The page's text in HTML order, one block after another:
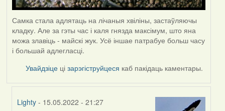
Самка стала адлятаць на лічаныя хвіліны, застаўляючы
кладку. Але за гэты час і каля гнязда максімум, што яна
можа злавіць - майскі жук. Усё іншае патрабуе больш часу
і большай адлегласці.
Увайдзіце цізарэгіструйцеся каб пакідаць каментары.
Lighty - 15.05.2022 - 21:27